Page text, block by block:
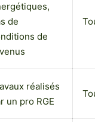
de
de
réalisés
un pro RGE